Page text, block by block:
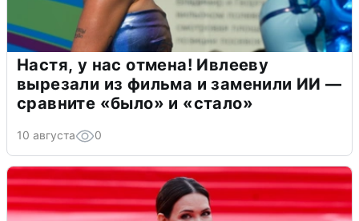
Настя, у нас отмена! Ивлееву
вырезали из фильма и заменили ИИ —
сравните «было» и «стало»
10 августа 0